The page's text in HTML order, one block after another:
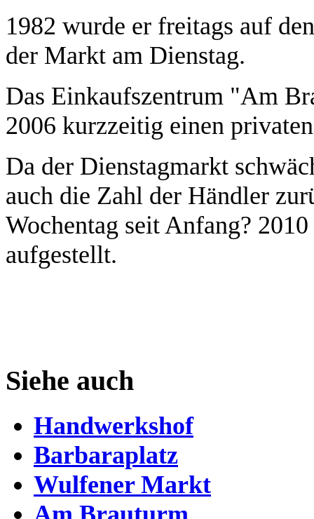
1982 wurde er freitags auf
der Markt am Dienstag.
Das Einkaufszentrum "Am
2006 kurzzeitig einen
Da der Dienstagmarkt
auch die Zahl der Händler
Wochentag seit Anfang?
aufgestellt.
Siehe auch
Handwerkshof
Barbaraplatz
Wulfener Markt